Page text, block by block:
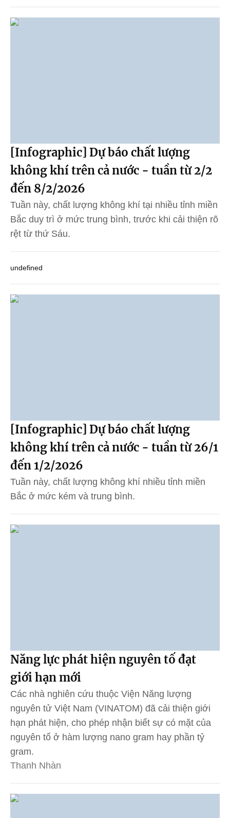
[Infographic] Dự báo chất lượng
không khí trên cả nước - tuần từ 2/2
đến 8/2/2026
Tuần này, chất lượng không khí tại nhiều tỉnh miền
Bắc duy trì ở mức trung bình, trước khi cải thiện rõ
rệt từ thứ Sáu.
undefined
[Infographic] Dự báo chất lượng
không khí trên cả nước - tuần từ 26/1
đến 1/2/2026
Tuần này, chất lượng không khí nhiều tỉnh miền
Bắc ở mức kém và trung bình.
Năng lực phát hiện nguyên tố đạt
giới hạn mới
Các nhà nghiên cứu thuộc Viện Năng lượng
nguyên tử Việt Nam (VINATOM) đã cải thiện giới
hạn phát hiện, cho phép nhận biết sự có mặt của
nguyên tố ở hàm lượng nano gram hay phần tỷ
gram.
Thanh Nhàn